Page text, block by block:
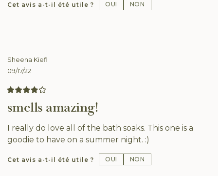
Cet avis a-t-il été utile ? OUI NON
Sheena Kiefl
09/17/22
smells amazing!
I really do love all of the bath soaks. This one is a
goodie to have on a summer night. :)
Cet avis a-t-il été utile ? OUI NON